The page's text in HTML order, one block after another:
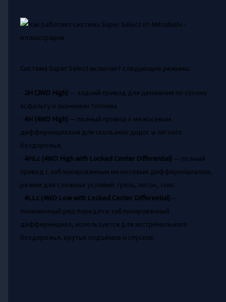
Система Super Select включает следующие режимы:
- 2H (2WD High)— задний привод для движения по сухому
асфальту и экономии топлива.
- 4H (4WD High)— полный привод с межосевым
дифференциалом для скользких дорог и лёгкого
бездорожья.
- 4HLc (4WD High with Locked Center Differential)— полный
привод с заблокированным межосевым дифференциалом,
режим для сложных условий: грязь, песок, снег.
- 4LLc (4WD Low with Locked Center Differential)—
пониженный ряд передач и заблокированный
дифференциал, используется для экстремального
бездорожья, крутых подъёмов и спусков.